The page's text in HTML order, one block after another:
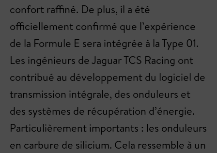
confort raffiné. De plus, il a été
officiellement confirmé que l’expérience
de la Formule E sera intégrée à la Type 01.
Les ingénieurs de Jaguar TCS Racing ont
contribué au développement du logiciel de
transmission intégrale, des onduleurs et
des systèmes de récupération d’énergie.
Particulièrement importants : les onduleurs
en carbure de silicium. Cela ressemble à un